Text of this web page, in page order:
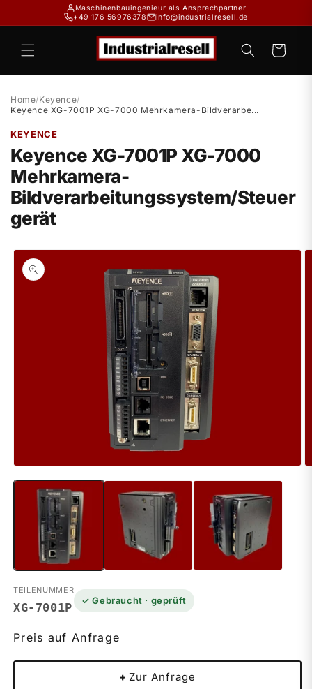
Inhalt
Maschinenbauingenieur als Ansprechpartner
+49 176 56976378
info@industrialresell.de
Warenkorb
Home/Keyence/
Keyence XG-7001P XG-7000 Mehrkamera-Bildverarbe...
KEYENCE
Keyence XG-7001P XG-7000
Mehrkamera-
Bildverarbeitungssystem/Steuer
gerät
1
TEILENUMMER
XG-7001P ✓ Gebraucht · geprüft
Preis auf Anfrage
+ Zur Anfrage